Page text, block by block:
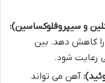
و سیپروفلوکساسین):
کاهش دهد. بین
رعایت شود.
آهن می تواند